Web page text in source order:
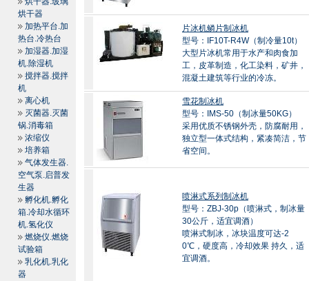
烘干器
加热平台.加
热台.冷热台
加湿器.加湿
机.除湿机
搅拌器.搅拌
机
离心机
灭菌器.灭菌
锅.消毒箱
浓缩仪
培养箱
气体发生器.
空气泵.启普发
生器
孵化机.孵化
箱.冷却水循环
机.氢化仪
燃烧仪.燃烧
试验箱
乳化机.乳化
器
片冰机鳞片制冰机
型号：IF10T-R4W（制冷量10t）
大型片冰机常用于水产和肉食加
工，皮革制造，化工染料，矿井，
混凝土建筑等行业的冷冻。
雪花制冰机
型号：IMS-50（制冰量50KG）
采用优质不锈钢外壳，防腐耐用，
独立型一体式结构，紧凑简洁，节
省空间。
喷淋式系列制冰机
型号：ZBJ-30p（喷淋式，制冰量
30公斤，适宜调酒）
喷淋式制冰，冰块温度可达-2
0℃，硬度高，冷却效果 持久，适
宜调酒。